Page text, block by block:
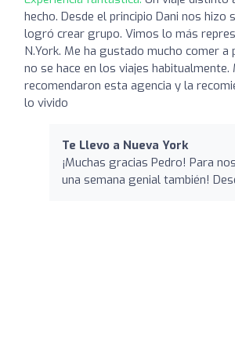
hecho. Desde el principio Dani nos hizo
logró crear grupo. Vimos lo más
N.York. Me ha gustado mucho comer a
no se hace en los viajes habitualmente.
recomendaron esta agencia y la
lo vivido
Te Llevo a Nueva York
¡Muchas gracias Pedro! Para
una semana genial también!